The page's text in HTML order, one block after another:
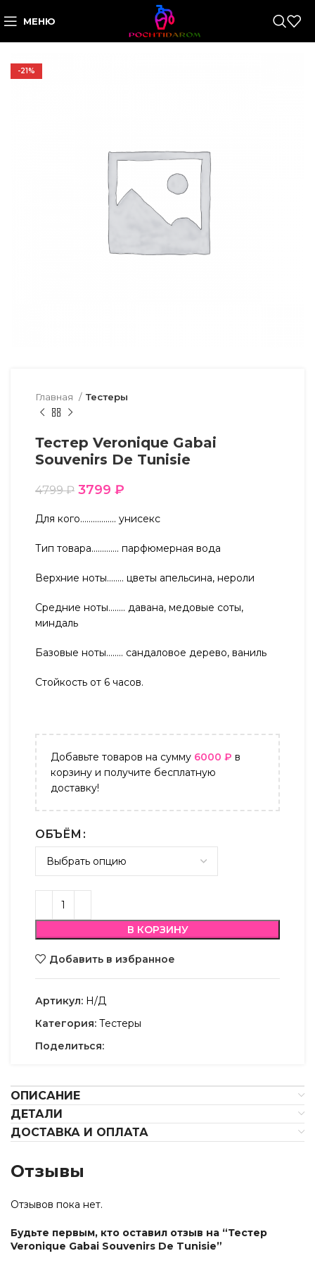
МЕНЮ
-21%
Главная Тестеры
Тестер Veronique Gabai
Souvenirs De Tunisie
4799₽ 3799 ₽
Для кого…………….. унисекс
Тип товара…………. парфюмерная вода
Верхние ноты…….. цветы апельсина, нероли
Средние ноты…….. давана, медовые соты,
миндаль
Базовые ноты…….. сандаловое дерево, ваниль
Стойкость от 6 часов.
Добавьте товаров на сумму 6000 ₽ в
корзину и получите бесплатную
доставку!
ОБЪЁМ
В КОРЗИНУ
Добавить в избранное
Артикул: Н/Д
Категория: Тестеры
Поделиться:
ОПИСАНИЕ
ДЕТАЛИ
ДОСТАВКА И ОПЛАТА
Отзывы
Отзывов пока нет.
Будьте первым, кто оставил отзыв на “Тестер
Veronique Gabai Souvenirs De Tunisie”